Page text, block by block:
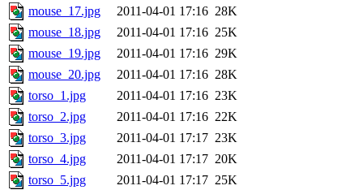
mouse_17.jpg
2011-04-01 17:16 28K
mouse_18.jpg
2011-04-01 17:16 25K
mouse_19.jpg
2011-04-01 17:16 29K
mouse_20.jpg
2011-04-01 17:16 28K
torso_1.jpg
2011-04-01 17:16 23K
torso_2.jpg
2011-04-01 17:16 22K
torso_3.jpg
2011-04-01 17:17 23K
torso_4.jpg
2011-04-01 17:17 20K
torso_5.jpg
2011-04-01 17:17 25K